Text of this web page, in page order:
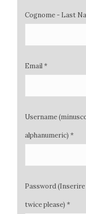
Cognome - Last
Email *
Username
alphanumeric) *
Password
twice please) *